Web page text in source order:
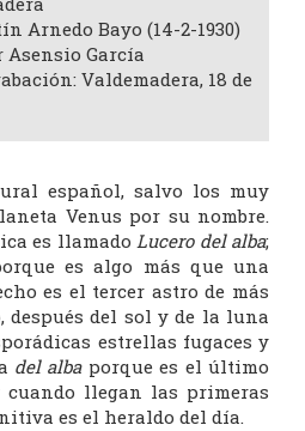
Arnedo Bayo (14-2-1930)
Asensio García
Valdemadera, 18 de
español, salvo los muy
Venus por su nombre.
es llamado Lucero del alba;
es algo más que una
es el tercer astro de más
del sol y de la luna
estrellas fugaces y
del alba porque es el último
cuando llegan las primeras
es el heraldo del día.